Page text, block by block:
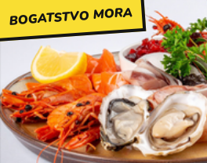
BOGATSTVO MORA